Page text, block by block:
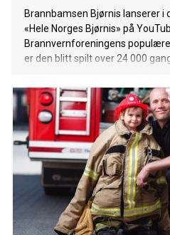
Brannbamsen Bjørnis lanserer i
«Hele Norges Bjørnis» på
Brannvernforeningens
er den blitt spilt over 24 000